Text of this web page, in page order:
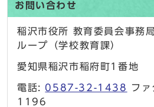
お問い合わせ
稲沢市役所 教育委員会事務
ループ（学校教育課）
愛知県稲沢市稲府町1番地
電話: 0587-32-1438
フ
1196